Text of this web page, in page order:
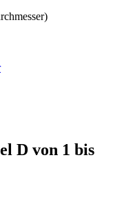
D von 1 bis